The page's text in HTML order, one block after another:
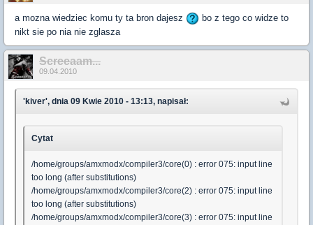
a mozna wiedziec komu ty ta bron dajesz
bo z tego co widze to
nikt sie po nia nie zglasza
Screeaam...
09.04.2010
'kiver', dnia 09 Kwie 2010 - 13:13, napisał:
Cytat
/home/groups/amxmodx/compiler3/core(0) : error 075: input line
too long (after substitutions)
/home/groups/amxmodx/compiler3/core(2) : error 075: input line
too long (after substitutions)
/home/groups/amxmodx/compiler3/core(3) : error 075: input line